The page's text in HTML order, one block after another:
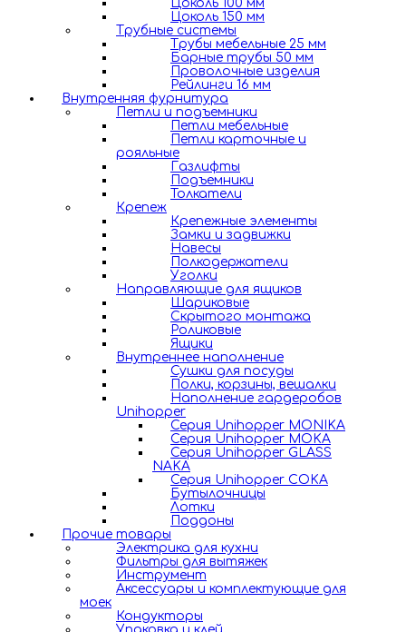
Цоколь 100 мм
Цоколь 150 мм
Трубные системы
Трубы мебельные 25 мм
Барные трубы 50 мм
Проволочные изделия
Рейлинги 16 мм
Внутренняя фурнитура
Петли и подъемники
Петли мебельные
Петли карточные и
рояльные
Газлифты
Подъемники
Толкатели
Крепеж
Крепежные элементы
Замки и задвижки
Навесы
Полкодержатели
Уголки
Направляющие для ящиков
Шариковые
Скрытого монтажа
Роликовые
Ящики
Внутреннее наполнение
Сушки для посуды
Полки, корзины, вешалки
Наполнение гардеробов
Unihopper
Серия Unihopper MONIKA
Серия Unihopper MOKA
Серия Unihopper GLASS
NAKA
Серия Unihopper COKA
Бутылочницы
Лотки
Поддоны
Прочие товары
Электрика для кухни
Фильтры для вытяжек
Инструмент
Аксессуары и комплектующие для
моек
Кондукторы